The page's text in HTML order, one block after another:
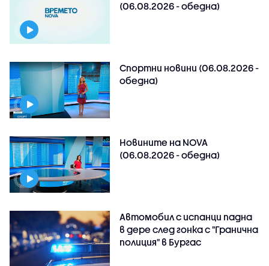
(06.08.2026 - обедна)
Спортни новини (06.08.2026 -
обедна)
Новините на NOVA
(06.08.2026 - обедна)
Автомобил с испанци падна
в дере след гонка с "Гранична
полиция" в Бургас